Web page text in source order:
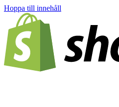
Hoppa till innehåll